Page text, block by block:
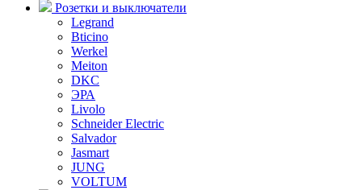
Розетки и выключатели
Legrand
Bticino
Werkel
Meiton
DKC
ЭРА
Livolo
Schneider Electric
Salvador
Jasmart
JUNG
VOLTUM